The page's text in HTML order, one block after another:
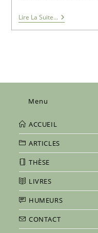
Lire La Suite...
Des
Landes
Climat
Menu
ACCUEIL
ARTICLES
THÈSE
LIVRES
HUMEURS
CONTACT